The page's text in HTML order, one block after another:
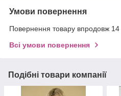
Умови повернення
Повернення товару впродовж 14
Всі умови повернення
Подібні товари компанії